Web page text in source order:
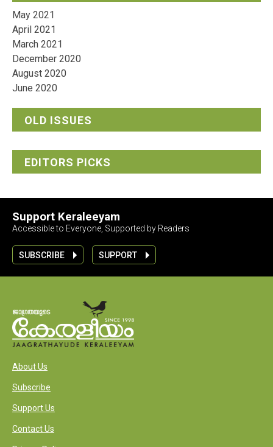
May 2021
April 2021
March 2021
December 2020
August 2020
June 2020
OLD ISSUES
EDITORS PICKS
Support Keraleeyam
Accessible to Everyone, Supported by Readers
SUBSCRIBE SUPPORT
About Us
Subscribe
Support Us
Contact Us